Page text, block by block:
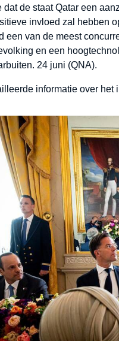
dat de staat Qatar een
invloed zal hebben
een van de meest
en een
24 juni (QNA).
informatie over